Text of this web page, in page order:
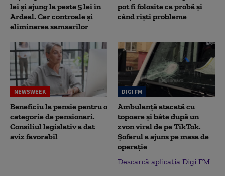
lei și ajung la peste 5 lei în
Ardeal. Cer controale și
eliminarea samsarilor
pot fi folosite ca probă și
când riști probleme
NEWSWEEK
Beneficiu la pensie pentru o
categorie de pensionari.
Consiliul legislativ a dat
aviz favorabil
DIGI FM
Ambulanță atacată cu
topoare și bâte după un
zvon viral de pe TikTok.
Șoferul a ajuns pe masa de
operație
Descarcă aplicația Digi FM